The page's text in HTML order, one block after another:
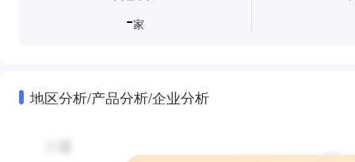
-家
地区分析/产品分析/企业分析